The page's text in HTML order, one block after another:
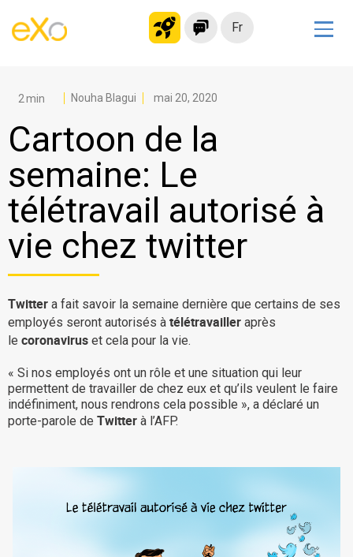
Fr
Intranet moderne
Plateforme collaborative
Réseau social
Hub de connaissances
Portail d’applications
Alternative à
Microsoft 365
Migrer vers eXo Platform
Produit
La Plateforme
Pourquoi eXo
Internationalisation
Intégrations
Nouha Blagui mai 20, 2020
Cartoon de la
semaine: Le
télétravail autorisé à
vie chez twitter
Twitter a fait savoir la semaine dernière que certains de ses
employés seront autorisés à télétravailler après
le coronavirus et cela pour la vie.
« Si nos employés ont un rôle et une situation qui leur
permettent de travailler de chez eux et qu’ils veulent le faire
indéfiniment, nous rendrons cela possible », a déclaré un
porte-parole de Twitter à l’AFP.